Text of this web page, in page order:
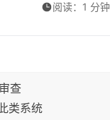
阅读：1 分钟
查
类系统